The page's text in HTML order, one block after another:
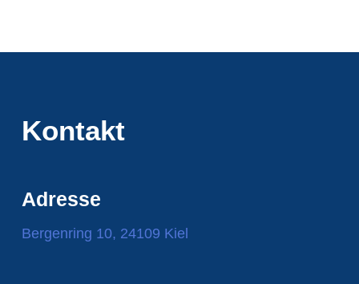
Kontakt
Adresse
Bergenring 10, 24109 Kiel